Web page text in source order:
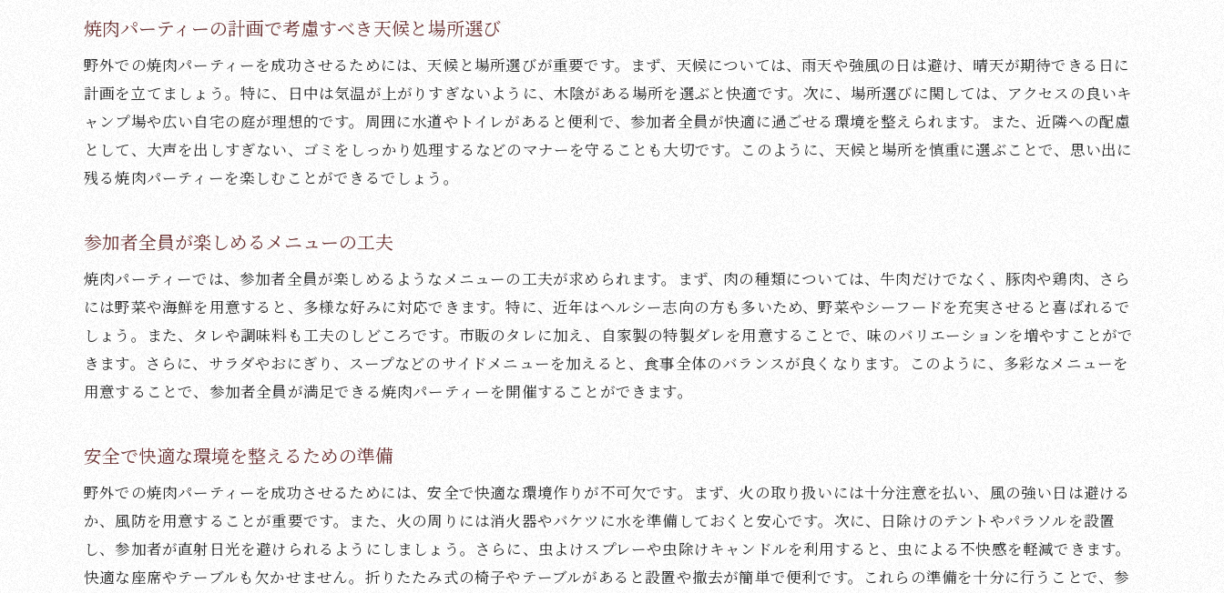
バーベキューソースと調味料のバリエーション
特別なひとときを演出するデザートの提案
食材の鮮度を保つための保存方法
健康的な食材選びで楽しむ焼肉の工夫
家族や友人と楽しむ焼肉パーティーでの重要なコミュニケーション
世代を超えた交流を促進するアイデア
トラブルを未然に防ぐコミュニケーションのコツ
感謝の気持ちを共有する瞬間の大切さ
風に乗る香ばしい焼肉の匂いが運ぶ特別なひととき
思い出に残る香りの演出方法
自然の中で味わう焼肉の特別感
夜空を楽しむ焼肉パーティーの演出
家族や友人と共有する香りの思い出
焼肉パーティーの計画で考慮すべき天候と場所選び
野外での焼肉パーティーを成功させるためには、天候と場所選びが重要です。まず、天候については、雨天や強風の日は避け、晴天が期待できる日に
計画を立てましょう。特に、日中は気温が上がりすぎないように、木陰がある場所を選ぶと快適です。次に、場所選びに関しては、アクセスの良いキ
ャンプ場や広い自宅の庭が理想的です。周囲に水道やトイレがあると便利で、参加者全員が快適に過ごせる環境を整えられます。また、近隣への配慮
として、大声を出しすぎない、ゴミをしっかり処理するなどのマナーを守ることも大切です。このように、天候と場所を慎重に選ぶことで、思い出に
残る焼肉パーティーを楽しむことができるでしょう。
参加者全員が楽しめるメニューの工夫
焼肉パーティーでは、参加者全員が楽しめるようなメニューの工夫が求められます。まず、肉の種類については、牛肉だけでなく、豚肉や鶏肉、さら
には野菜や海鮮を用意すると、多様な好みに対応できます。特に、近年はヘルシー志向の方も多いため、野菜やシーフードを充実させると喜ばれるで
しょう。また、タレや調味料も工夫のしどころです。市販のタレに加え、自家製の特製ダレを用意することで、味のバリエーションを増やすことがで
きます。さらに、サラダやおにぎり、スープなどのサイドメニューを加えると、食事全体のバランスが良くなります。このように、多彩なメニューを
用意することで、参加者全員が満足できる焼肉パーティーを開催することができます。
安全で快適な環境を整えるための準備
野外での焼肉パーティーを成功させるためには、安全で快適な環境作りが不可欠です。まず、火の取り扱いには十分注意を払い、風の強い日は避ける
か、風防を用意することが重要です。また、火の周りには消火器やバケツに水を準備しておくと安心です。次に、日除けのテントやパラソルを設置
し、参加者が直射日光を避けられるようにしましょう。さらに、虫よけスプレーや虫除けキャンドルを利用すると、虫による不快感を軽減できます。
快適な座席やテーブルも欠かせません。折りたたみ式の椅子やテーブルがあると設置や撤去が簡単で便利です。これらの準備を十分に行うことで、参